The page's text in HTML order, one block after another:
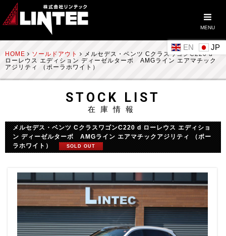
MENU
EN
HOME ソールドアウト
メルセデス・ベンツ CクラスワゴンC220 d
ローレウス エディション ディーゼルターボ AMGライン エアマチック
アジリティ （ポーラホワイト）
STOCK LIST
在庫情報
メルセデス・ベンツ CクラスワゴンC220 d ローレウス エディショ
ン ディーゼルターボ AMGライン エアマチックアジリティ （ポー
ラホワイト）
SOLD OUT